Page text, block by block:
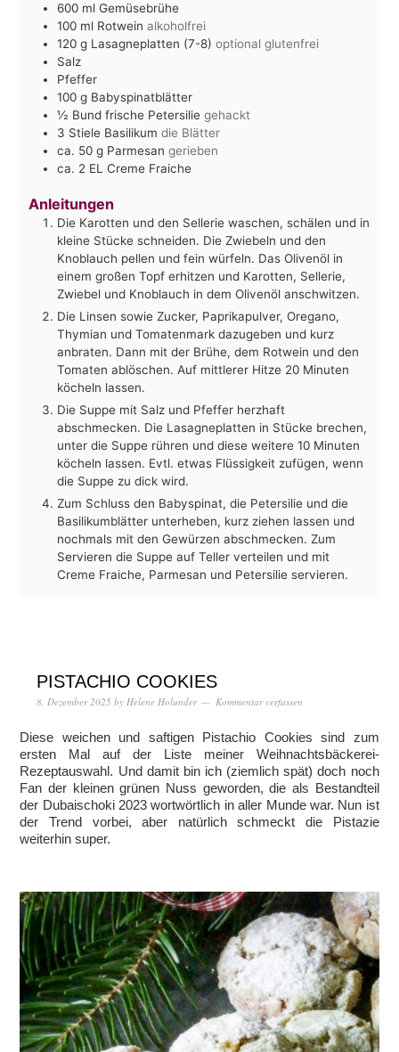
600 ml Gemüsebrühe
100 ml Rotwein alkoholfrei
120 g Lasagneplatten (7-8) optional glutenfrei
Salz
Pfeffer
100 g Babyspinatblätter
½ Bund frische Petersilie gehackt
3 Stiele Basilikum die Blätter
ca. 50 g Parmesan gerieben
ca. 2 EL Creme Fraiche
Anleitungen
Die Karotten und den Sellerie waschen, schälen und in
kleine Stücke schneiden. Die Zwiebeln und den
Knoblauch pellen und fein würfeln. Das Olivenöl in
einem großen Topf erhitzen und Karotten, Sellerie,
Zwiebel und Knoblauch in dem Olivenöl anschwitzen.
Die Linsen sowie Zucker, Paprikapulver, Oregano,
Thymian und Tomatenmark dazugeben und kurz
anbraten. Dann mit der Brühe, dem Rotwein und den
Tomaten ablöschen. Auf mittlerer Hitze 20 Minuten
köcheln lassen.
Die Suppe mit Salz und Pfeffer herzhaft
abschmecken. Die Lasagneplatten in Stücke brechen,
unter die Suppe rühren und diese weitere 10 Minuten
köcheln lassen. Evtl. etwas Flüssigkeit zufügen, wenn
die Suppe zu dick wird.
Zum Schluss den Babyspinat, die Petersilie und die
Basilikumblätter unterheben, kurz ziehen lassen und
nochmals mit den Gewürzen abschmecken. Zum
Servieren die Suppe auf Teller verteilen und mit
Creme Fraiche, Parmesan und Petersilie servieren.
PISTACHIO COOKIES
8. Dezember 2025 by Helene Holunder Kommentar verfassen
Diese weichen und saftigen Pistachio Cookies sind zum
ersten Mal auf der Liste meiner Weihnachtsbäckerei-
Rezeptauswahl. Und damit bin ich (ziemlich spät) doch noch
Fan der kleinen grünen Nuss geworden, die als Bestandteil
der Dubaischoki 2023 wortwörtlich in aller Munde war. Nun ist
der Trend vorbei, aber natürlich schmeckt die Pistazie
weiterhin super.